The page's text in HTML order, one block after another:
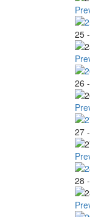
25
26
27
28